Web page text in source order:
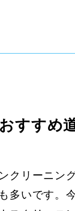
すすめ
クリーニン
多いです。